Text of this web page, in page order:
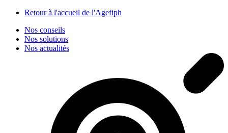
Retour à l'accueil de l'Agefiph
Nos conseils
Nos solutions
Nos actualités